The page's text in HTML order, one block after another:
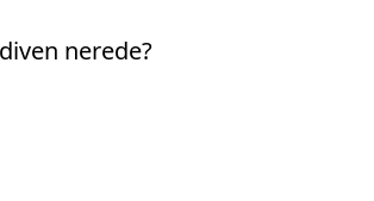
nerede?